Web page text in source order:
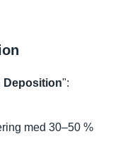
Deposition":
med 30–50 %